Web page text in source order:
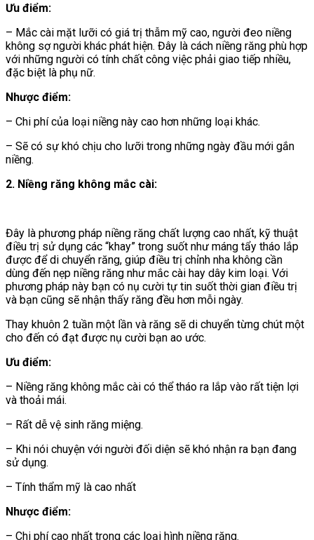
Ưu điểm:
– Mắc cài mặt lưỡi có giá trị thẫm mỹ cao, người đeo niềng
không sợ người khác phát hiện. Đây là cách niềng răng phù hợp
với những người có tính chất công việc phải giao tiếp nhiều,
đặc biệt là phụ nữ.
Nhược điểm:
– Chi phí của loại niềng này cao hơn những loại khác.
– Sẽ có sự khó chịu cho lưỡi trong những ngày đầu mới gắn
niềng.
2. Niềng răng không mắc cài:
Đây là phương pháp niềng răng chất lượng cao nhất, kỹ thuật
điều trị sử dụng các “khay” trong suốt như máng tẩy tháo lắp
được để di chuyển răng, giúp điều trị chỉnh nha không cần
dùng đến nẹp niềng răng như mắc cài hay dây kim loại. Với
phương pháp này bạn có nụ cười tự tin suốt thời gian điều trị
và bạn cũng sẽ nhận thấy răng đều hơn mỗi ngày.
Thay khuôn 2 tuần một lần và răng sẽ di chuyển từng chút một
cho đến có đạt được nụ cười bạn ao ước.
Ưu điểm:
– Niềng răng không mắc cài có thể tháo ra lắp vào rất tiện lợi
và thoải mái.
– Rất dễ vệ sinh răng miệng.
– Khi nói chuyện với người đối diện sẽ khó nhận ra bạn đang
sử dụng.
– Tính thẩm mỹ là cao nhất
Nhược điểm:
– Chi phí cao nhất trong các loại hình niềng răng.